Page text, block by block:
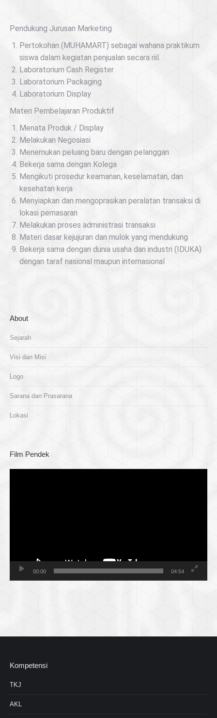
Pendukung Jurusan Marketing
Pertokohan (MUHAMART) sebagai wahana praktikum
siswa dalam kegiatan penjualan secara riil.
Laboratorium Cash Register
Laboratorium Packaging
Laboratorium Display
Materi Pembelajaran Produktif
Menata Produk / Display
Melakukan Negosiasi
Menemukan peluang baru dengan pelanggan
Bekerja sama dengan Kolega
Mengikuti prosedur keamanan, keselamatan, dan
kesehatan kerja
Menyiapkan dan mengoprasikan peralatan transaksi di
lokasi pemasaran
Melakukan proses administrasi transaksi
Materi dasar kejujuran dan mulok yang mendukung
Bekerja sama dengan dunia usaha dan industri (IDUKA)
dengan taraf nasional maupun internasional
About
Sejarah
Visi dan Misi
Logo
Sarana dan Prasarana
Lokasi
Film Pendek
00:00 04:54
Kompetensi
TKJ
AKL